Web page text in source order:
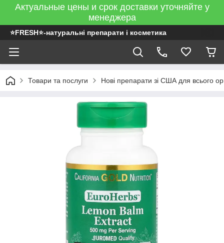
Актуальные цены и срок доставки уточняйте у
менеджера
⭐FRESH⭐-натуральні препарати і косметика
Товари та послуги Нові препарати зі США для всього